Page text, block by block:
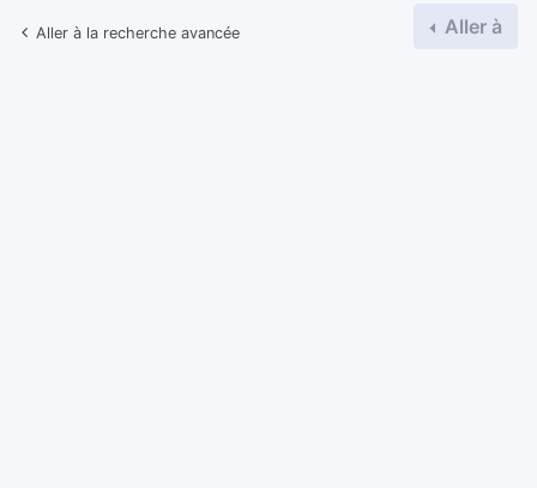
Aller à la recherche avancée Aller à